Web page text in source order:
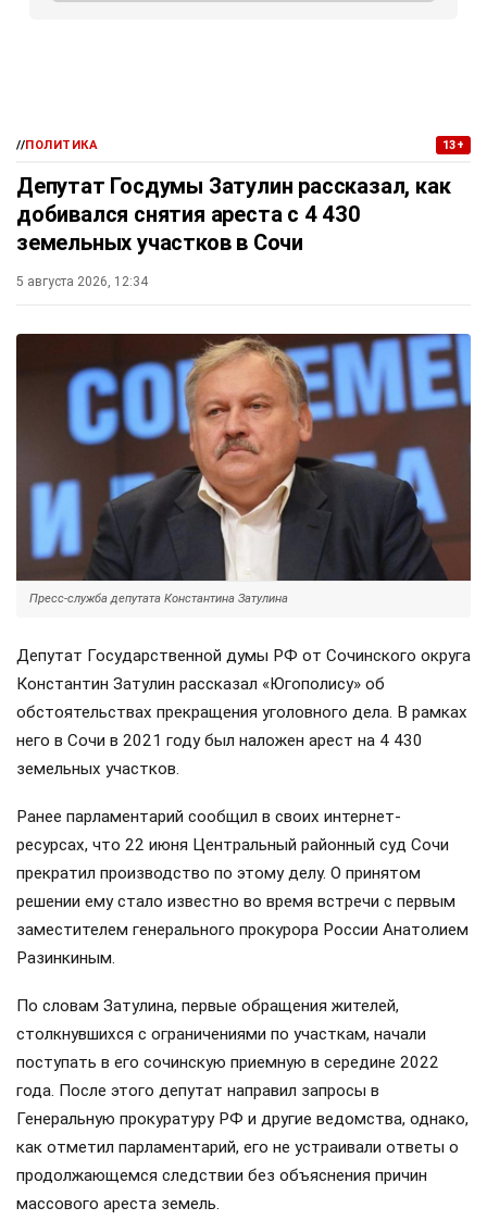
//ПОЛИТИКА 13+
Депутат Госдумы Затулин рассказал, как
добивался снятия ареста с 4 430
земельных участков в Сочи
5 августа 2026, 12:34
Пресс-служба депутата Константина Затулина
Депутат Государственной думы РФ от Сочинского округа
Константин Затулин рассказал «Югополису» об
обстоятельствах прекращения уголовного дела. В рамках
него в Сочи в 2021 году был наложен арест на 4 430
земельных участков.
Ранее парламентарий сообщил в своих интернет-
ресурсах, что 22 июня Центральный районный суд Сочи
прекратил производство по этому делу. О принятом
решении ему стало известно во время встречи с первым
заместителем генерального прокурора России Анатолием
Разинкиным.
По словам Затулина, первые обращения жителей,
столкнувшихся с ограничениями по участкам, начали
поступать в его сочинскую приемную в середине 2022
года. После этого депутат направил запросы в
Генеральную прокуратуру РФ и другие ведомства, однако,
как отметил парламентарий, его не устраивали ответы о
продолжающемся следствии без объяснения причин
массового ареста земель.